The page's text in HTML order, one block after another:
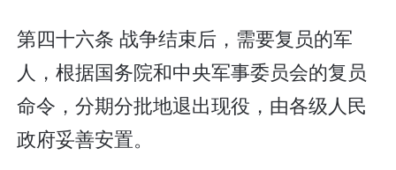
第四十六条 战争结束后，需要复员的军
人，根据国务院和中央军事委员会的复员
命令，分期分批地退出现役，由各级人民
政府妥善安置。